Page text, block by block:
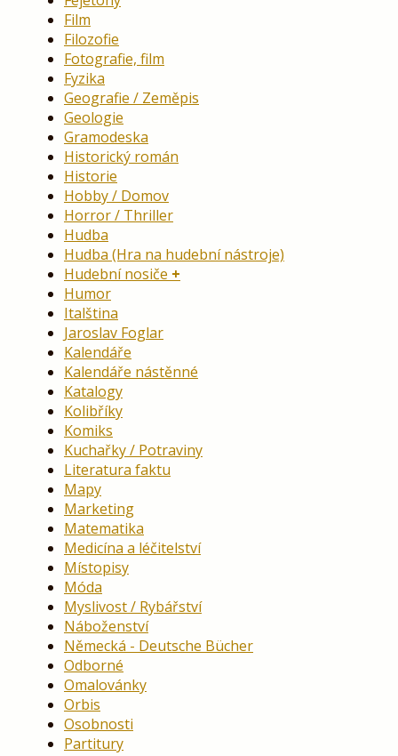
Film
Filozofie
Fotografie, film
Fyzika
Geografie / Zeměpis
Geologie
Gramodeska
Historický román
Historie
Hobby / Domov
Horror / Thriller
Hudba
Hudba (Hra na hudební nástroje)
Hudební nosiče
Humor
Italština
Jaroslav Foglar
Kalendáře
Kalendáře nástěnné
Katalogy
Kolibříky
Komiks
Kuchařky / Potraviny
Literatura faktu
Mapy
Marketing
Matematika
Medicína a léčitelství
Místopisy
Móda
Myslivost / Rybářství
Náboženství
Německá - Deutsche Bücher
Odborné
Omalovánky
Orbis
Osobnosti
Partitury